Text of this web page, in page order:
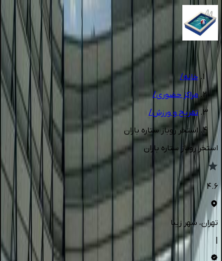
1/5
خانه/
مراکز حضوری/
تفریح و ورزش/
استخر روباز ستاره باران
استخر روباز ستاره باران
4.6
تهران، شهر زیبا